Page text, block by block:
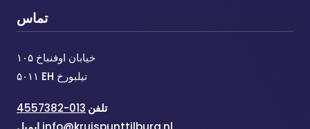
تماس
خیابان اوفنباخ ۱۰۵
۵۰۱۱ EH تیلبورخ
تلفن 013-4557382